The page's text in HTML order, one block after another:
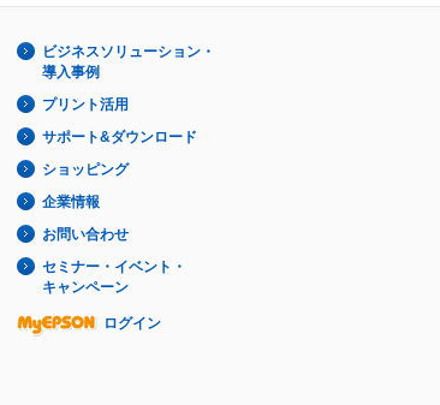
ビジネスソリューション・
導入事例
プリント活用
サポート&ダウンロード
ショッピング
企業情報
お問い合わせ
セミナー・イベント・
キャンペーン
ログイン